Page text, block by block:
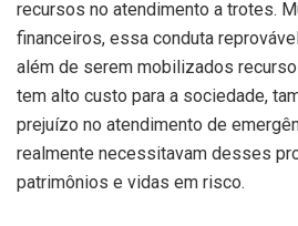
recursos no atendimento a trotes.
financeiros, essa conduta
além de serem mobilizados
tem alto custo para a sociedade,
prejuízo no atendimento de
realmente necessitavam desses
patrimônios e vidas em risco.